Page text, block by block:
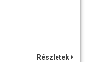
Részletek